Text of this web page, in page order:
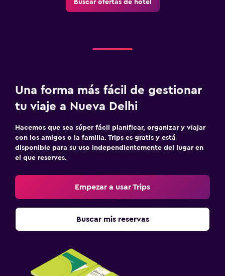
Buscar ofertas de hotel
Una forma más fácil de gestionar
tu viaje a Nueva Delhi
Hacemos que sea súper fácil planificar, organizar y viajar
con los amigos o la familia. Trips es gratis y está
disponible para su uso independientemente del lugar en
el que reserves.
Empezar a usar Trips
Buscar mis reservas